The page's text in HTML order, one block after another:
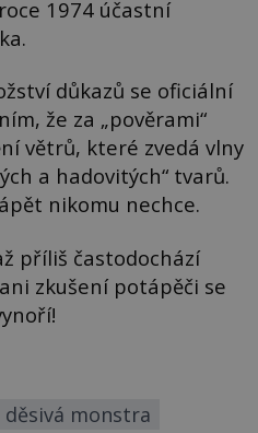
1974 účastní
důkazů se oficiální
že za „pověrami“
větrů, které zvedá vlny
a hadovitých“ tvarů.
nikomu nechce.
příliš častodochází
zkušení potápěči se
děsivá monstra